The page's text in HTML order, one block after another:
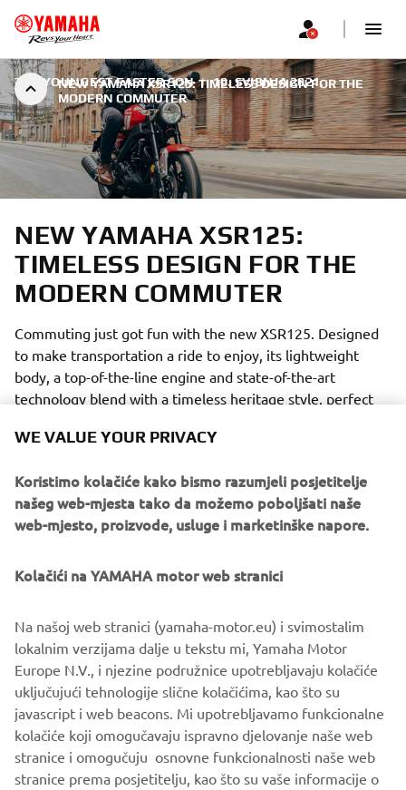
NEW YAMAHA XSR125: TIMELESS DESIGN FOR THE
MODERN COMMUTER
THE YOUNGEST FASTER SON | 10. SVIBNJA 2021.
NEW YAMAHA XSR125:
TIMELESS DESIGN FOR THE
MODERN COMMUTER
Commuting just got fun with the new XSR125. Designed
to make transportation a ride to enjoy, its lightweight
body, a top-of-the-line engine and state-of-the-art
technology blend with a timeless heritage style, perfect
With its strong retro-inspired colour schemes, exquisite
that demands to be noticed wherever it is ridden. Unlike
profile, the XSR125 is the kind of bike that makes a strong
statement, and has the performance, technology and style
to back it up.
DISCOVER THE ALL-NEW XSR125
WE VALUE YOUR PRIVACY
Koristimo kolačiće kako bismo razumjeli posjetitelje
našeg web-mjesta tako da možemo poboljšati naše
web-mjesto, proizvode, usluge i marketinške napore.
Kolačići na YAMAHA motor web stranici
Na našoj web stranici (yamaha-motor.eu) i svimostalim
lokalnim verzijama dalje u tekstu mi, Yamaha Motor
Europe N.V., i njezine podružnice upotrebljavaju kolačiće
uključujući tehnologije slične kolačićima, kao što su
javascript i web beacons. Mi upotrebljavamo funkcionalne
kolačiće koji omogučavaju ispravno djelovanje naše web
stranice i omogučuju osnovne funkcionalnosti naše web
stranice prema posjetitelju, kao što su vaše informacije o